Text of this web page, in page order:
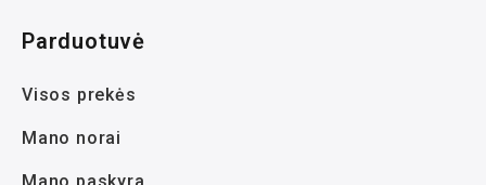
Parduotuvė
Visos prekės
Mano norai